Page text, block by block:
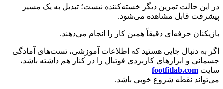
در این حالت تمرین دیگر خسته‌کننده نیست؛ تبدیل به یک مسیر
پیشرفت قابل مشاهده می‌شود.
بازیکنان حرفه‌ای دقیقاً همین کار را انجام می‌دهند.
اگر به دنبال جایی هستید که اطلاعات آموزشی، تست‌های آمادگی
جسمانی و ابزارهای کاربردی فوتبال را در کنار هم داشته باشد،
سایت footfitlab.com
می‌تواند نقطه شروع خوبی باشد.